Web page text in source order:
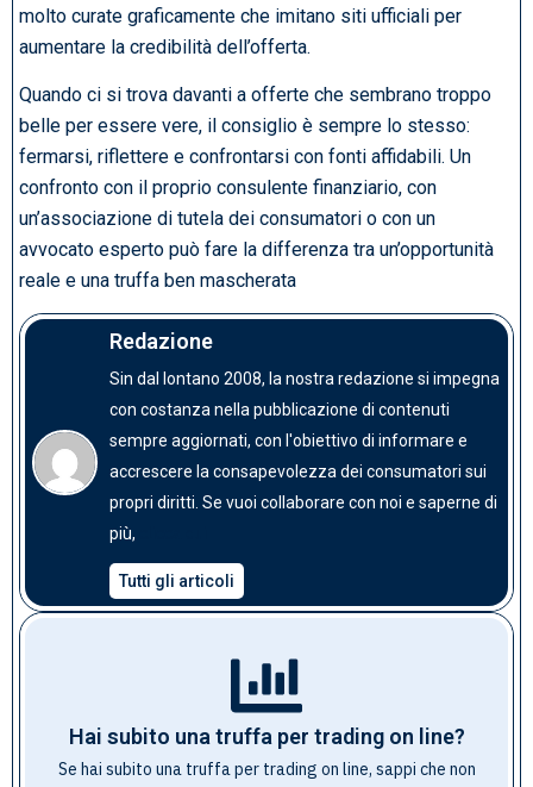
molto curate graficamente che imitano siti ufficiali per
aumentare la credibilità dell’offerta.
Quando ci si trova davanti a offerte che sembrano troppo
belle per essere vere, il consiglio è sempre lo stesso:
fermarsi, riflettere e confrontarsi con fonti affidabili. Un
confronto con il proprio consulente finanziario, con
un’associazione di tutela dei consumatori o con un
avvocato esperto può fare la differenza tra un’opportunità
reale e una truffa ben mascherata
Redazione
Sin dal lontano 2008, la nostra redazione si impegna
con costanza nella pubblicazione di contenuti
sempre aggiornati, con l'obiettivo di informare e
accrescere la consapevolezza dei consumatori sui
propri diritti. Se vuoi collaborare con noi e saperne di
più,
Tutti gli articoli
Hai subito una truffa per trading on line?
Se hai subito una truffa per trading on line, sappi che non